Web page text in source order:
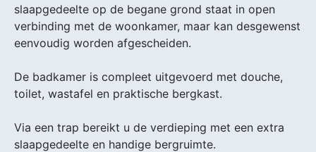
slaapgedeelte op de begane grond staat in open
verbinding met de woonkamer, maar kan desgewenst
eenvoudig worden afgescheiden.
De badkamer is compleet uitgevoerd met douche,
toilet, wastafel en praktische bergkast.
Via een trap bereikt u de verdieping met een extra
slaapgedeelte en handige bergruimte.